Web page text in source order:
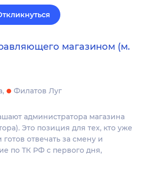
магазином (м.
Филатов Луг
администратора магазина
Это позиция для тех, кто уже
отвечать за смену и
по ТК РФ с первого дня,